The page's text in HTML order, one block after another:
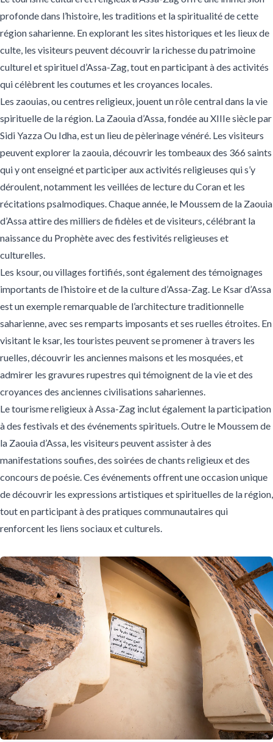
profonde dans l’histoire, les traditions et la spiritualité de cette
région saharienne. En explorant les sites historiques et les lieux de
culte, les visiteurs peuvent découvrir la richesse du patrimoine
culturel et spirituel d’Assa-Zag, tout en participant à des activités
qui célèbrent les coutumes et les croyances locales.
Les zaouias, ou centres religieux, jouent un rôle central dans la vie
spirituelle de la région. La Zaouia d’Assa, fondée au XIIIe siècle par
Sidi Yazza Ou Idha, est un lieu de pèlerinage vénéré. Les visiteurs
peuvent explorer la zaouia, découvrir les tombeaux des 366 saints
qui y ont enseigné et participer aux activités religieuses qui s’y
déroulent, notamment les veillées de lecture du Coran et les
récitations psalmodiques. Chaque année, le Moussem de la Zaouia
d’Assa attire des milliers de fidèles et de visiteurs, célébrant la
naissance du Prophète avec des festivités religieuses et
culturelles.
Les ksour, ou villages fortifiés, sont également des témoignages
importants de l’histoire et de la culture d’Assa-Zag. Le Ksar d’Assa
est un exemple remarquable de l’architecture traditionnelle
saharienne, avec ses remparts imposants et ses ruelles étroites. En
visitant le ksar, les touristes peuvent se promener à travers les
ruelles, découvrir les anciennes maisons et les mosquées, et
admirer les gravures rupestres qui témoignent de la vie et des
croyances des anciennes civilisations sahariennes.
Le tourisme religieux à Assa-Zag inclut également la participation
à des festivals et des événements spirituels. Outre le Moussem de
la Zaouia d’Assa, les visiteurs peuvent assister à des
manifestations soufies, des soirées de chants religieux et des
concours de poésie. Ces événements offrent une occasion unique
de découvrir les expressions artistiques et spirituelles de la région,
tout en participant à des pratiques communautaires qui
renforcent les liens sociaux et culturels.